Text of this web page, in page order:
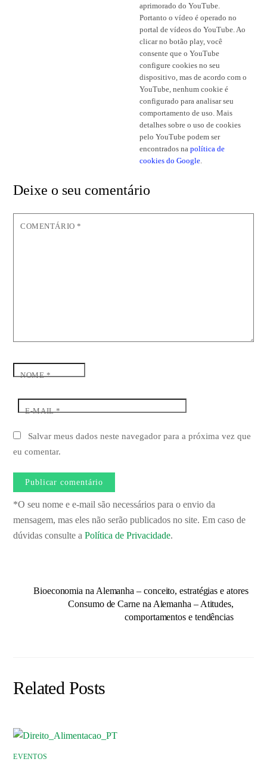
aprimorado do YouTube.
Portanto o vídeo é operado no
portal de vídeos do YouTube. Ao
clicar no botão play, você
consente que o YouTube
configure cookies no seu
dispositivo, mas de acordo com o
YouTube, nenhum cookie é
configurado para analisar seu
comportamento de uso. Mais
detalhes sobre o uso de cookies
pelo YouTube podem ser
encontrados napolítica de
cookies do Google
Deixe o seu comentário
COMENTÁRIO*
NOME*
E-MAIL*
Salvar meus dados neste navegador para a próxima vez que
eu comentar.
*O seu nome e e-mail são necessários para o envio da
mensagem, mas eles não serão publicados no site. Em caso de
dúvidas consulte aPolítica de Privacidade.
Bioeconomia na Alemanha – conceito, estratégias e atores
Consumo de Carne na Alemanha – Atitudes,
comportamentos e tendências
Related Posts
EVENTOS